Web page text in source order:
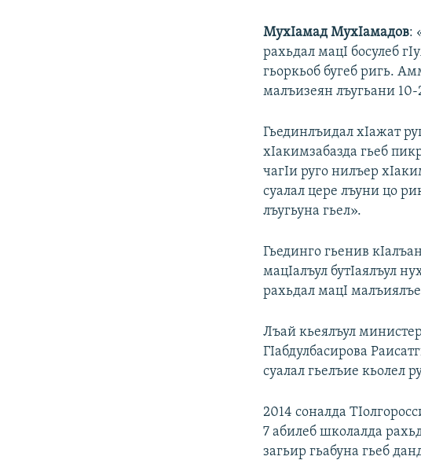
МухIамад МухIамадов:
рахьдал мацI босулеб
гьоркьоб бугеб ригь.
малъизеян лъугьани 10-
Гьединлъидал хIажат
хIакимзабазда гьеб
чагIи руго нилъер
суалал цере лъуни цо
лъугьуна гьел».
Гьединго гьенив
мацIалъул бутIаялъул
рахьдал мацI малъиялъе
Лъай кьеялъул
ГIабдулбасирова
суалал гьелъие кьолел
2014 соналда
7 абилеб школалда
загьир гьабуна гьеб